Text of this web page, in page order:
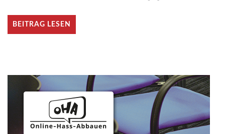
BEITRAG LESEN